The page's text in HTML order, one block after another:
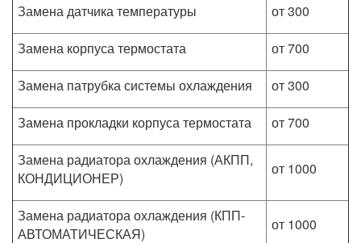
Замена датчика температуры
от 300
Замена корпуса термостата
от 700
Замена патрубка системы охлаждения
от 300
Замена прокладки корпуса термостата
от 700
Замена радиатора охлаждения (АКПП,
КОНДИЦИОНЕР)
от 1000
Замена радиатора охлаждения (КПП-
АВТОМАТИЧЕСКАЯ)
от 1000